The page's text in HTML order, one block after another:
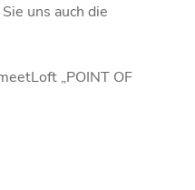
uns auch die
„POINT OF